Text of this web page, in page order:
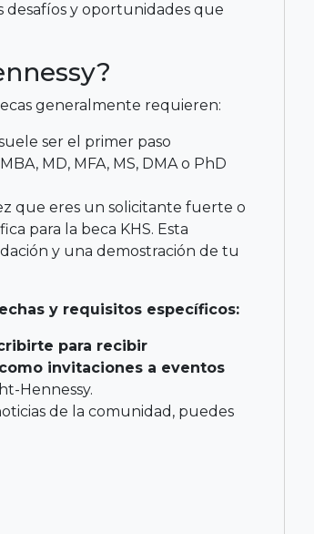
desafíos y oportunidades que
generalmente requieren:
ser el primer paso
MD, MFA, MS, DMA o PhD
que eres un solicitante fuerte o
para la beca KHS. Esta
y una demostración de tu
y requisitos específicos:
para recibir
invitaciones a eventos
Hennessy.
de la comunidad, puedes